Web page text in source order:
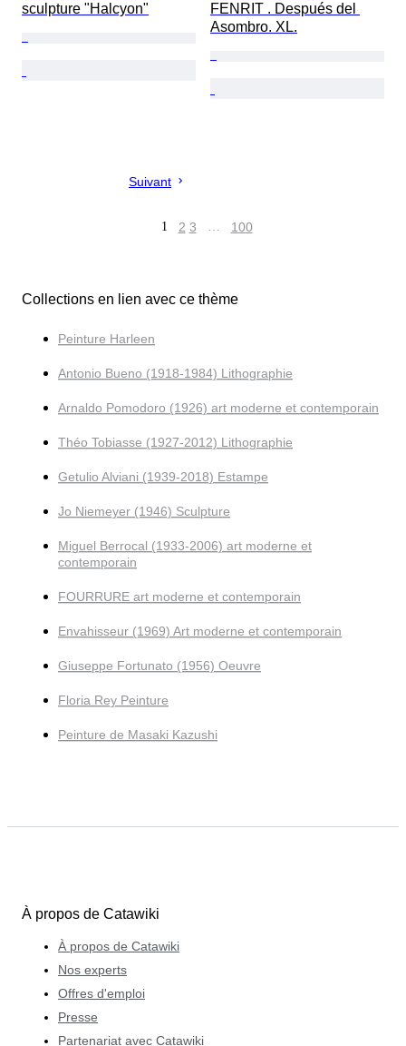
sculpture "Halcyon"
FENRIT . Después del
Asombro. XL.
Suivant
1 2 3 … 100
Collections en lien avec ce thème
Peinture Harleen
Antonio Bueno (1918-1984) Lithographie
Arnaldo Pomodoro (1926) art moderne et contemporain
Théo Tobiasse (1927-2012) Lithographie
Getulio Alviani (1939-2018) Estampe
Jo Niemeyer (1946) Sculpture
Miguel Berrocal (1933-2006) art moderne et
contemporain
FOURRURE art moderne et contemporain
Envahisseur (1969) Art moderne et contemporain
Giuseppe Fortunato (1956) Oeuvre
Floria Rey Peinture
Peinture de Masaki Kazushi
À propos de Catawiki
À propos de Catawiki
Nos experts
Offres d'emploi
Presse
Partenariat avec Catawiki